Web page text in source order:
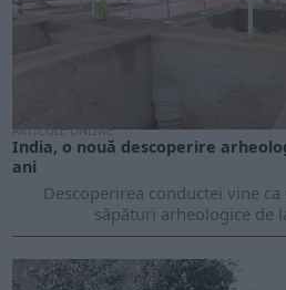
ARTICOLE ONLINE
India, o nouă descoperire
ani
Descoperirea conductei vine
săpături arheologice de